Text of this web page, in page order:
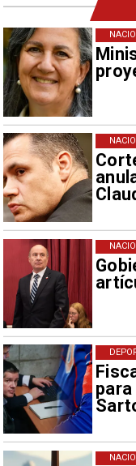
para